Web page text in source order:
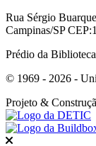
Rua Sérgio
Campinas/SP
Prédio da
© 1969 - 2026 -
Projeto &
Fechar